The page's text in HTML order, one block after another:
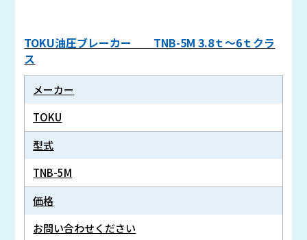
TOKU油圧ブレーカー TNB-5M 3.8ｔ～6ｔクラ
ス
メーカー
TOKU
型式
TNB-5M
価格
お問い合わせください